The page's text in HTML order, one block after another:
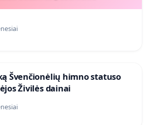
Švenčionėlių himno statuso
Živilės dainai